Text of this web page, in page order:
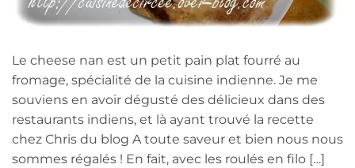
Le cheese nan est un petit pain plat fourré au
fromage, spécialité de la cuisine indienne. Je me
souviens en avoir dégusté des délicieux dans des
restaurants indiens, et là ayant trouvé la recette
chez Chris du blog A toute saveur et bien nous nous
sommes régalés ! En fait, avec les roulés en filo […]